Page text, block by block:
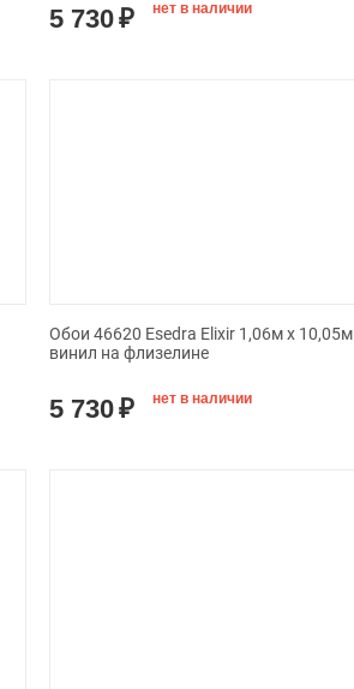
5 730₽ нет в наличии
Обои 46620 Esedra Elixir 1,06м х 10,05м
винил на флизелине
5 730₽ нет в наличии